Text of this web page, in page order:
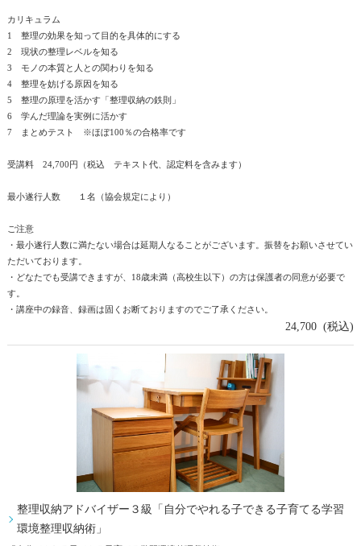
カリキュラム
1 整理の効果を知って目的を具体的にする
2 現状の整理レベルを知る
3 モノの本質と人との関わりを知る
4 整理を妨げる原因を知る
5 整理の原理を活かす「整理収納の鉄則」
6 学んだ理論を実例に活かす
7 まとめテスト ※ほぼ100％の合格率です
受講料 24,700円（税込 テキスト代、認定料を含みます）
最小遂行人数 １名（協会規定により）
ご注意
・最小遂行人数に満たない場合は延期人なることがございます。振替をお願いさせてい
ただいております。
・どなたでも受講できますが、18歳未満（高校生以下）の方は保護者の同意が必要で
す。
・講座中の録音、録画は固くお断ておりますのでご了承ください。
24,700 (税込)
整理収納アドバイザー３級「自分でやれる子できる子育てる学習
環境整理収納術」